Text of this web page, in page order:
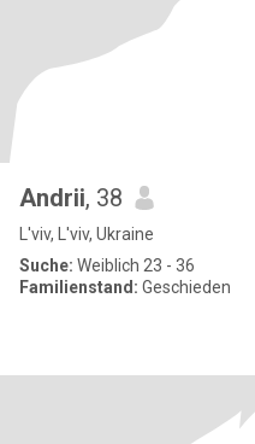
Andrii, 38
L'viv, L'viv, Ukraine
Suche: Weiblich 23 - 36
Familienstand: Geschieden